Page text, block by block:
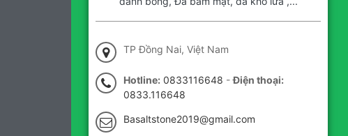
TP Đồng Nai, Việt Nam
Hotline: 0833116648 -Điện thoại:
0833.116648
Basaltstone2019@gmail.com